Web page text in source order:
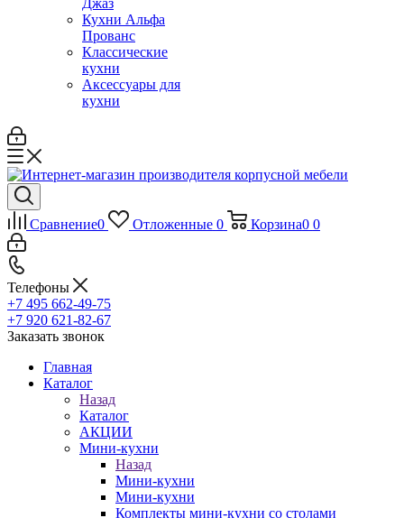
Джаз
Кухни Альфа
Прованс
Классические
кухни
Аксессуары для
кухни
Сравнение0 Отложенные 0 Корзина0 0
Телефоны
+7 495 662-49-75
+7 920 621-82-67
Заказать звонок
Главная
Каталог
Назад
Каталог
АКЦИИ
Мини-кухни
Назад
Мини-кухни
Мини-кухни
Комплекты мини-кухни со столами